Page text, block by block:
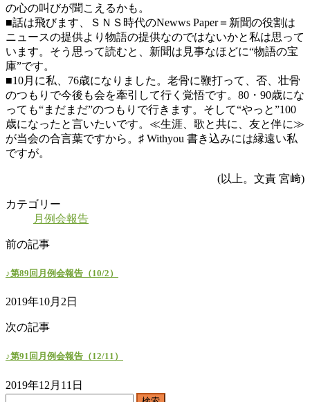
の心の叫びが聞こえるかも。
■話は飛びます、ＳＮＳ時代のNewws Paper＝新聞の役割は
ニュースの提供より物語の提供なのではないかと私は思って
います。そう思って読むと、新聞は見事なほどに“物語の宝
庫”です。
■10月に私、76歳になりました。老骨に鞭打って、否、壮骨
のつもりで今後も会を牽引して行く覚悟です。80・90歳にな
っても“まだまだ”のつもりで行きます。そして“やっと”100
歳になったと言いたいです。≪生涯、歌と共に、友と伴に≫
が当会の合言葉ですから。♯ Withyou 書き込みには縁遠い私
ですが。
(以上。文責 宮﨑)
カテゴリー
月例会報告
前の記事
♪第89回月例会報告（10/2）
2019年10月2日
次の記事
♪第91回月例会報告（12/11）
2019年12月11日